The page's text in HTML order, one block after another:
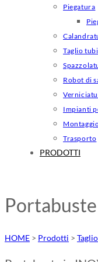
Piegatura
Taglio
Robot di
Impianti
Trasporto
PRODOTTI
HOME > Prodotti >